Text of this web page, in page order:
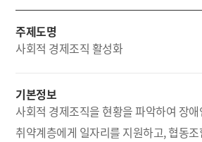
주제도명
사회적 경제조직 활성화
기본정보
사회적 경제조직을 현황을 파악하여 장
취약계층에게 일자리를 지원하고, 협동